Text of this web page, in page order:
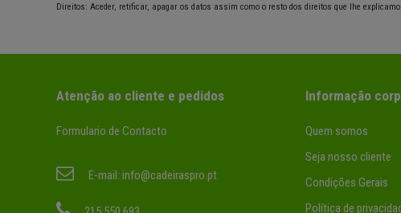
Direitos: Aceder, retificar, apagar os datos assim como o resto dos direitos que lhe
Atenção ao cliente e pedidos
Formulario de Contacto
E-mail: info@cadeiraspro.pt
Informação
Quem somos
Seja nosso cliente
Condições Gerais
Política de